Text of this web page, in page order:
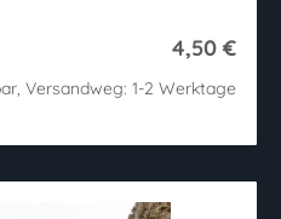
4,50 €
Versandweg: 1-2 Werktage